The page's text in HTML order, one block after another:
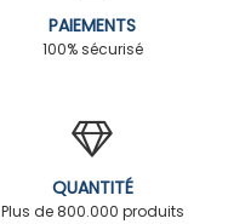
PAIEMENTS
100% sécurisé
QUANTITÉ
Plus de 800.000 produits